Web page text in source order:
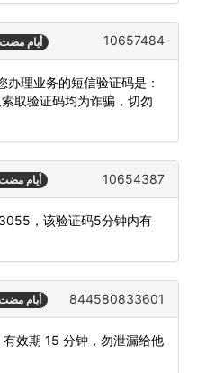
56 أيام مضت 10657484
办理业务的短信验证码是：
取验证码均为诈骗，切勿
56 أيام 10654387
，该验证码5分钟内有
56 أيام 844580833601
效期 15 分钟，勿泄漏给他